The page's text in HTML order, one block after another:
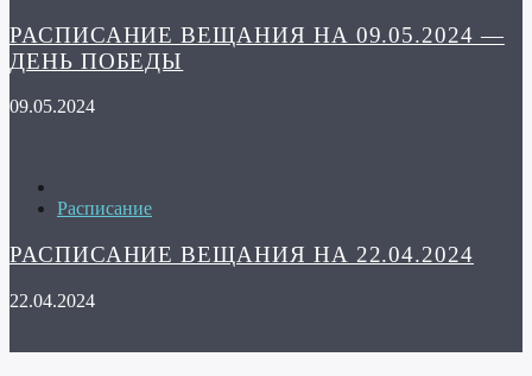
РАСПИСАНИЕ ВЕЩАНИЯ НА 09.05.2024 —
ДЕНЬ ПОБЕДЫ
09.05.2024
Расписание
РАСПИСАНИЕ ВЕЩАНИЯ НА 22.04.2024
22.04.2024